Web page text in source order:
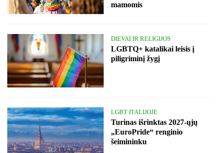
mamomis
DIEVAI IR RELIGIJOS
LGBTQ+ katalikai leisis į
piligriminį žygį
LGBT ITALIJOJE
Turinas išrinktas 2027-ųjų
„EuroPride“ renginio
šeimininku